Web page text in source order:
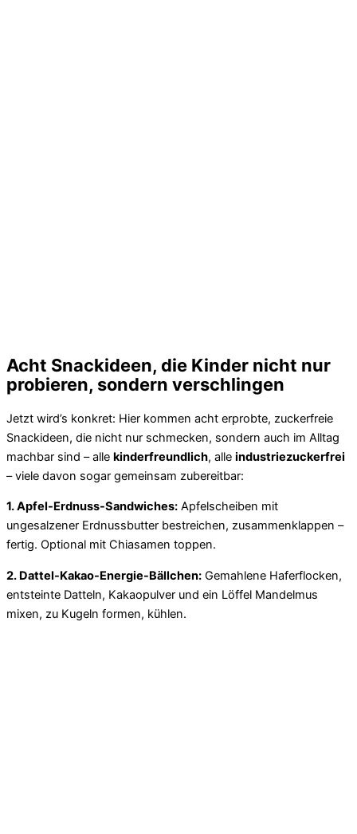
Acht Snackideen, die Kinder nicht nur
probieren, sondern verschlingen
Jetzt wird’s konkret: Hier kommen acht erprobte, zuckerfreie
Snackideen, die nicht nur schmecken, sondern auch im Alltag
machbar sind – alle kinderfreundlich, alle industriezuckerfrei
– viele davon sogar gemeinsam zubereitbar:
1. Apfel-Erdnuss-Sandwiches: Apfelscheiben mit
ungesalzener Erdnussbutter bestreichen, zusammenklappen –
fertig. Optional mit Chiasamen toppen.
2. Dattel-Kakao-Energie-Bällchen: Gemahlene Haferflocken,
entsteinte Datteln, Kakaopulver und ein Löffel Mandelmus
mixen, zu Kugeln formen, kühlen.